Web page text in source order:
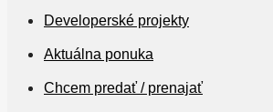
Developerské projekty
Aktuálna ponuka
Chcem predať / prenajať